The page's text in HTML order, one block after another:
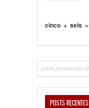
cinco + seis =
POSTS RECENTES